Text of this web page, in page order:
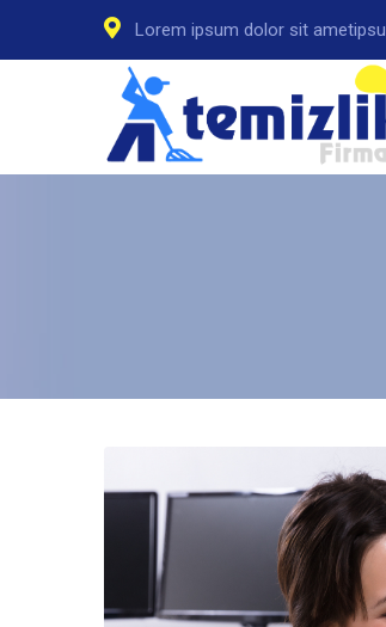
Lorem ipsum dolor sit